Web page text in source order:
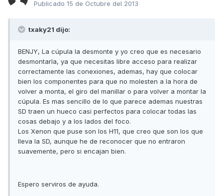
Publicado 15 de Octubre del 2013
txaky21 dijo:
BENJY, La cúpula la desmonte y yo creo que es necesario
desmontarla, ya que necesitas libre acceso para realizar
correctamente las conexiones, ademas, hay que colocar
bien los componentes para que no molesten a la hora de
volver a monta, el giro del manillar o para volver a montar la
cúpula. Es mas sencillo de lo que parece ademas nuestras
SD traen un hueco casi perfectos para colocar todas las
cosas debajo y a los lados del foco.
Los Xenon que puse son los H11, que creo que son los que
lleva la SD, aunque he de reconocer que no entraron
suavemente, pero si encajan bien.
Espero serviros de ayuda.